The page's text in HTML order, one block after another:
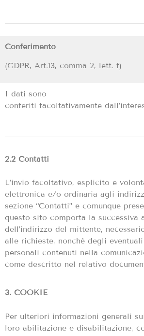
Conferimento
(GDPR, Art.13, comma 2, lett. f)
I dati sono
conferiti facoltativamente
2.2 Contatti
L’invio facoltativo, esplicito e
elettronica e/o ordinaria agli
sezione “Contatti” e comunque
questo sito comporta la successiva
dell’indirizzo del mittente,
alle richieste, nonché degli
personali contenuti nella
come descritto nel relativo
3. COOKIE
Per ulteriori informazioni generali
loro abilitazione e disabilitazione,